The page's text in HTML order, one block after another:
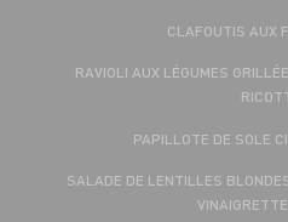
CLAFOUTIS AUX
RAVIOLI AUX LÉGUMES
PAPILLOTE DE SOLE
SALADE DE LENTILLES